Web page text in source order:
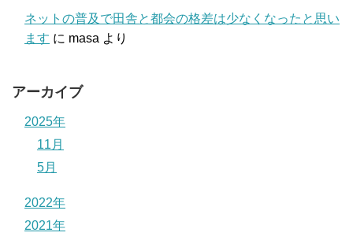
ネットの普及で田舎と都会の格差は少なくなったと思い
ます に masa より
アーカイブ
2025年
11月
5月
2022年
2021年